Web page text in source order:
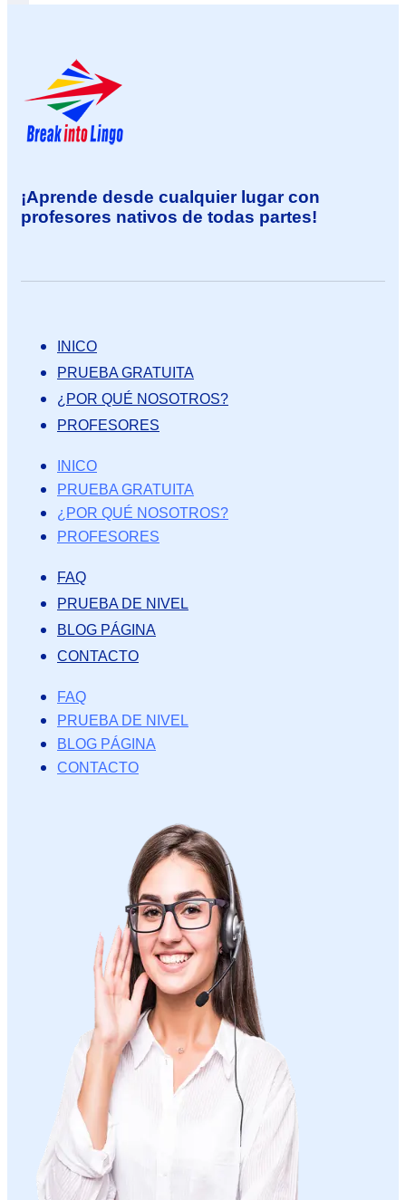
¡Aprende desde cualquier lugar con
profesores nativos de todas partes!
INICO
PRUEBA GRATUITA
¿POR QUÉ NOSOTROS?
PROFESORES
INICO
PRUEBA GRATUITA
¿POR QUÉ NOSOTROS?
PROFESORES
FAQ
PRUEBA DE NIVEL
BLOG PÁGINA
CONTACTO
FAQ
PRUEBA DE NIVEL
BLOG PÁGINA
CONTACTO